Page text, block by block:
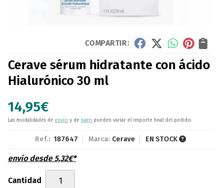
COMPARTIR:
Cerave sérum hidratante con ácido
Hialurónico 30 ml
14,95€
Las modalidades de envío y de pago pueden variar el importe final del pedido.
Ref.: 187647 Marca: Cerave EN STOCK
envío desde5,32€*
Cantidad